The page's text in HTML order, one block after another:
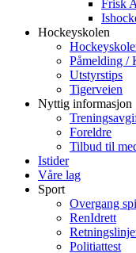
Frisk
Hockeyskolen
Påmelding /
Utstyrstips
Tigerveien
Nyttig informasjon
Foreldre
Tilbud til
Istider
Våre lag
Sport
Overgang
RenIdrett
Politiattest